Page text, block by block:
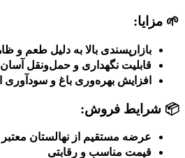
🌱 مزایا:
بازارپسندی بالا به دلیل طعم و
قابلیت نگهداری و حمل‌ونقل آسان
افزایش بهره‌وری باغ و سودآوری
📦 شرایط فروش:
عرضه مستقیم از نهالستان معتبر
قیمت مناسب و رقابتی